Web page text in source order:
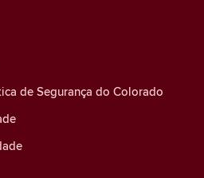
de Segurança do Colorado